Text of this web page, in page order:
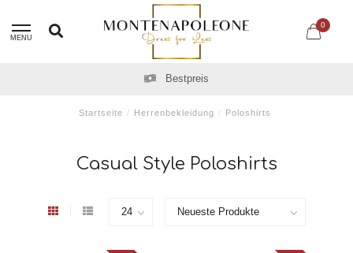
MENU
0
Bestpreis
Startseite / Herrenbekleidung / Poloshirts
Casual Style Poloshirts